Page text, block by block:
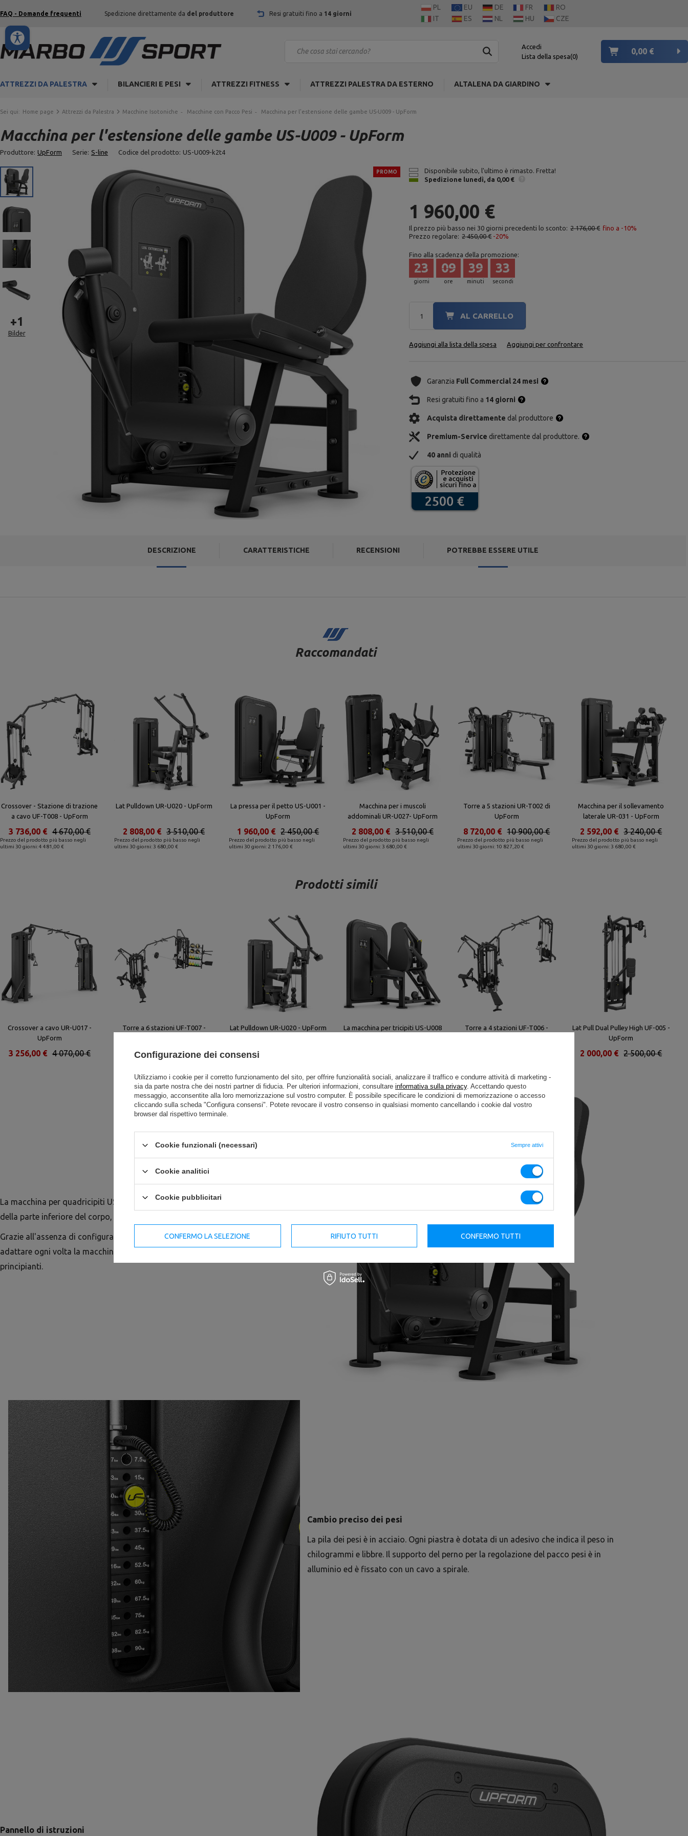
FAQ - Domande frequenti Spedizione direttamente da del produttore Resi gratuiti fino a 14 giorni
PL EU DE FR
RO
IT
ES NL HU CZE
Accedi
Lista della spesa 0
0,00 €
ATTREZZI DA PALESTRA BILANCIERI E PESI ATTREZZI FITNESS ATTREZZI PALESTRA DA ESTERNO ALTALENA DA GIARDINO
Sei qui: Home page Attrezzi da Palestra Macchine Isotoniche Macchine con Pacco Pesi Macchina per l'estensione delle gambe US-U009 - UpForm
Macchina per l'estensione delle gambe US-U009 - UpForm
Produttore: UpForm Serie: S-line Codice del prodotto: US-U009-k2t4
+1
Bilder
PROMO
Disponibile subito, l'ultimo è rimasto. Fretta!
Spedizione lunedì da 0,00 €
1 960,00 €
Il prezzo più basso nei 30 giorni precedenti lo sconto: 2 176,00 € fino a -10%
Prezzo regolare: 2 450,00 € -20%
Fino alla scadenza della promozione:
giorni
23
ore
09
minuti
39
secondi
32
AL CARRELLO
Aggiungi alla lista della spesa Aggiungi per confrontare
Garanzia Full Commercial 24 mesi
Resi gratuiti fino a 14 giorni
Acquista direttamente dal produttore
Premium-Service direttamente dal produttore.
40 anni di qualità
DESCRIZIONE CARATTERISTICHE RECENSIONI POTREBBE ESSERE UTILE
Raccomandati
Crossover - Stazione di trazione
a cavo UF-T008 - UpForm
Prezzo del prodotto più basso negli
ultimi 30 giorni: 4 481,00 €
4 670,00 €
3 736,00 €
Lat Pulldown UR-U020 - UpForm
Prezzo del prodotto più basso negli
ultimi 30 giorni: 3 680,00 €
3 510,00 €
2 808,00 €
La pressa per il petto US-U001 -
UpForm
Prezzo del prodotto più basso negli
ultimi 30 giorni: 2 176,00 €
2 450,00 €
1 960,00 €
Macchina per i muscoli
addominali UR-U027- UpForm
Prezzo del prodotto più basso negli
ultimi 30 giorni: 3 680,00 €
3 510,00 €
2 808,00 €
Torre a 5 stazioni UR-T002 di
UpForm
Prezzo del prodotto più basso negli
ultimi 30 giorni: 10 827,20 €
10 900,00 €
8 720,00 €
Macchina per il sollevamento
laterale UR-031 - UpForm
Prezzo del prodotto più basso negli
ultimi 30 giorni: 3 680,00 €
3 240,00 €
2 592,00 €
Prodotti simili
Crossover a cavo UR-U017 -
UpForm
4 070,00 €
3 256,00 €
Torre a 6 stazioni UF-T007 -
11 190,00 €
8 952,00 €
Lat Pulldown UR-U020 - UpForm
2 808,00 €
La macchina per tricipiti US-U008
Torre a 4 stazioni UF-T006 -
Lat Pull Dual Pulley High UF-005 -
UpForm
2 500,00 €
2 000,00 €
La macchina per quadricipiti US-U009 è progettata per l'allenamento dei muscoli
della parte inferiore del corpo, in particolare dei quadricipiti della coscia.
Grazie all'assenza di configurazioni inutili e all'eliminazione della necessità di
adattare ogni volta la macchina all'utente, è ideale per l'allenamento dei
principianti.
Cambio preciso dei pesi
La pila dei pesi è in acciaio. Ogni piastra è dotata di un adesivo che indica il peso in
chilogrammi e libbre. Il supporto del perno per la regolazione del pacco pesi è in
alluminio ed è fissato con un cavo a spirale.
Pannello di istruzioni
Configurazione dei consensi
Utilizziamo i cookie per il corretto funzionamento del sito, per offrire funzionalità sociali, analizzare il traffico e condurre attività di marketing -
sia da parte nostra che dei nostri partner di fiducia. Per ulteriori informazioni, consultare informativa sulla privacy. Accettando questo
messaggio, acconsentite alla loro memorizzazione sul vostro computer. È possibile specificare le condizioni di memorizzazione o accesso
cliccando sulla scheda "Configura consensi". Potete revocare il vostro consenso in qualsiasi momento cancellando i cookie dal vostro
browser dal rispettivo terminale.
Cookie funzionali (necessari) Sempre attivi
Cookie analitici
Cookie pubblicitari
CONFERMO LA SELEZIONE RIFIUTO TUTTI CONFERMO TUTTI